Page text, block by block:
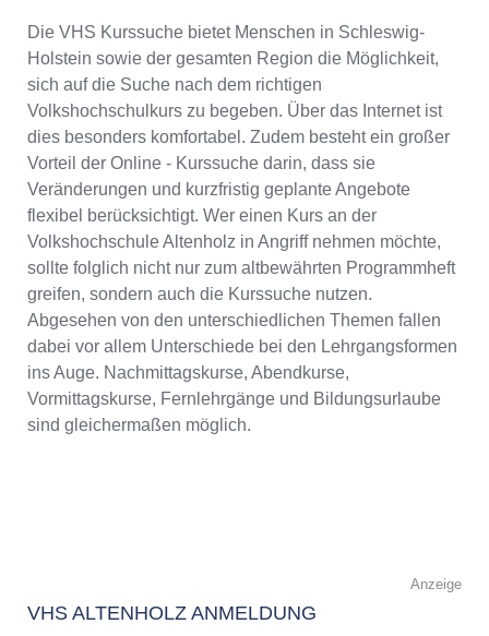
Die VHS Kurssuche bietet Menschen in Schleswig-
Holstein sowie der gesamten Region die Möglichkeit,
sich auf die Suche nach dem richtigen
Volkshochschulkurs zu begeben. Über das Internet ist
dies besonders komfortabel. Zudem besteht ein großer
Vorteil der Online - Kurssuche darin, dass sie
Veränderungen und kurzfristig geplante Angebote
flexibel berücksichtigt. Wer einen Kurs an der
Volkshochschule Altenholz in Angriff nehmen möchte,
sollte folglich nicht nur zum altbewährten Programmheft
greifen, sondern auch die Kurssuche nutzen.
Abgesehen von den unterschiedlichen Themen fallen
dabei vor allem Unterschiede bei den Lehrgangsformen
ins Auge. Nachmittagskurse, Abendkurse,
Vormittagskurse, Fernlehrgänge und Bildungsurlaube
sind gleichermaßen möglich.
Anzeige
VHS ALTENHOLZ ANMELDUNG